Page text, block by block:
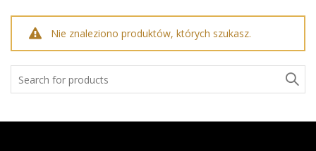
Nie znaleziono produktów, których szukasz.
for: